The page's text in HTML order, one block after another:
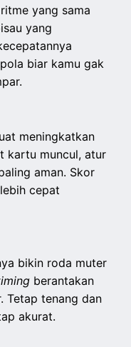
yang sama
yang
biar kamu gak
meningkatkan
kartu muncul, atur
aman. Skor
cepat
bikin roda muter
berantakan
Tetap tenang dan
akurat.